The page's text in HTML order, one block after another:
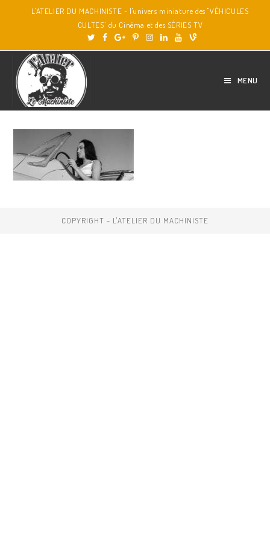
L'ATELIER DU MACHINISTE - l'univers miniature des "VÉHICULES
CULTES" du Cinéma et des SÉRIES TV
MENU
COPYRIGHT - L'ATELIER DU MACHINISTE